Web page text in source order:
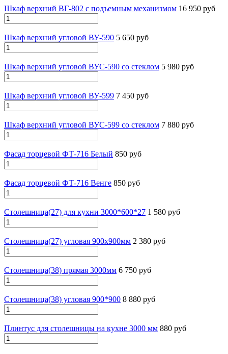
Шкаф верхний ВГ-802 с подъемным механизмом 16 950 руб
Шкаф верхний угловой ВУ-590 5 650 руб
Шкаф верхний угловой ВУС-590 со стеклом 5 980 руб
Шкаф верхний угловой ВУ-599 7 450 руб
Шкаф верхний угловой ВУС-599 со стеклом 7 880 руб
Фасад торцевой ФТ-716 Белый 850 руб
Фасад торцевой ФТ-716 Венге 850 руб
Столешница(27) для кухни 3000*600*27 1 580 руб
Столешница(27) угловая 900х900мм 2 380 руб
Столешница(38) прямая 3000мм 6 750 руб
Столешница(38) угловая 900*900 8 880 руб
Плинтус для столешницы на кухне 3000 мм 880 руб